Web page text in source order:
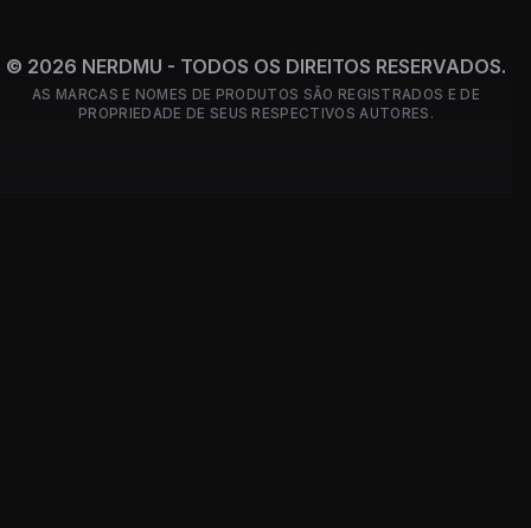
© 2026 NERDMU - TODOS OS DIREITOS RESERVADOS.
AS MARCAS E NOMES DE PRODUTOS SÃO REGISTRADOS E DE
PROPRIEDADE DE SEUS RESPECTIVOS AUTORES.